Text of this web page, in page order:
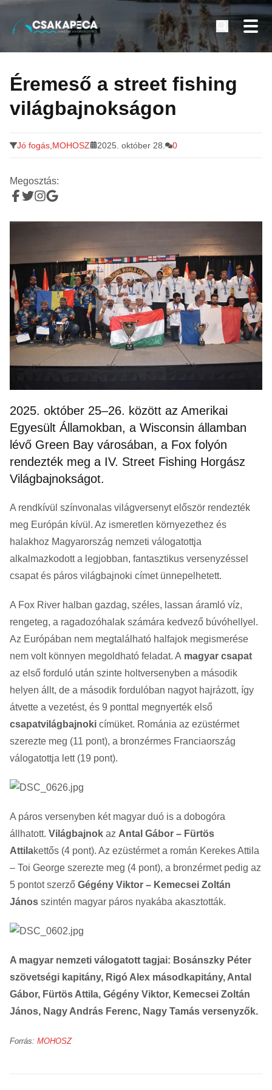
tartalomra
Minden a horgászatról
Éremeső a street fishing
világbajnokságon
Jó fogás MOHOSZ 2025. október 28. 0
Megosztás:
2025. október 25–26. között az Amerikai
Egyesült Államokban, a Wisconsin államban
lévő Green Bay városában, a Fox folyón
rendezték meg a IV. Street Fishing Horgász
Világbajnokságot.
A rendkívül színvonalas világversenyt először rendezték
meg Európán kívül. Az ismeretlen környezethez és
halakhoz Magyarország nemzeti válogatottja
alkalmazkodott a legjobban, fantasztikus versenyzéssel
csapat és páros világbajnoki címet ünnepelhetett.
A Fox River halban gazdag, széles, lassan áramló víz,
rengeteg, a ragadozóhalak számára kedvező búvóhellyel.
Az Európában nem megtalálható halfajok megismerése
nem volt könnyen megoldható feladat. A magyar csapat
az első forduló után szinte holtversenyben a második
helyen állt, de a második fordulóban nagyot hajrázott, így
átvette a vezetést, és 9 ponttal megnyerték első
csapatvilágbajnoki címüket. Románia az ezüstérmet
szerezte meg (11 pont), a bronzérmes Franciaország
válogatottja lett (19 pont).
A páros versenyben két magyar duó is a dobogóra
állhatott. Világbajnok az Antal Gábor – Fürtös
Attilakettős (4 pont). Az ezüstérmet a román Kerekes Attila
– Toi George szerezte meg (4 pont), a bronzérmet pedig az
5 pontot szerző Gégény Viktor – Kemecsei Zoltán
János szintén magyar páros nyakába akasztották.
A magyar nemzeti válogatott tagjai: Bosánszky Péter
szövetségi kapitány, Rigó Alex másodkapitány, Antal
Gábor, Fürtös Attila, Gégény Viktor, Kemecsei Zoltán
János, Nagy András Ferenc, Nagy Tamás versenyzők.
Forrás: MOHOSZ